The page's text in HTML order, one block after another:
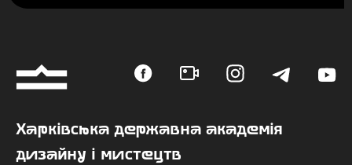
Харківська державна академія
дизайну і мистецтв